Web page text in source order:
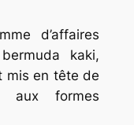
d’affaires
kaki,
mis en tête de
formes